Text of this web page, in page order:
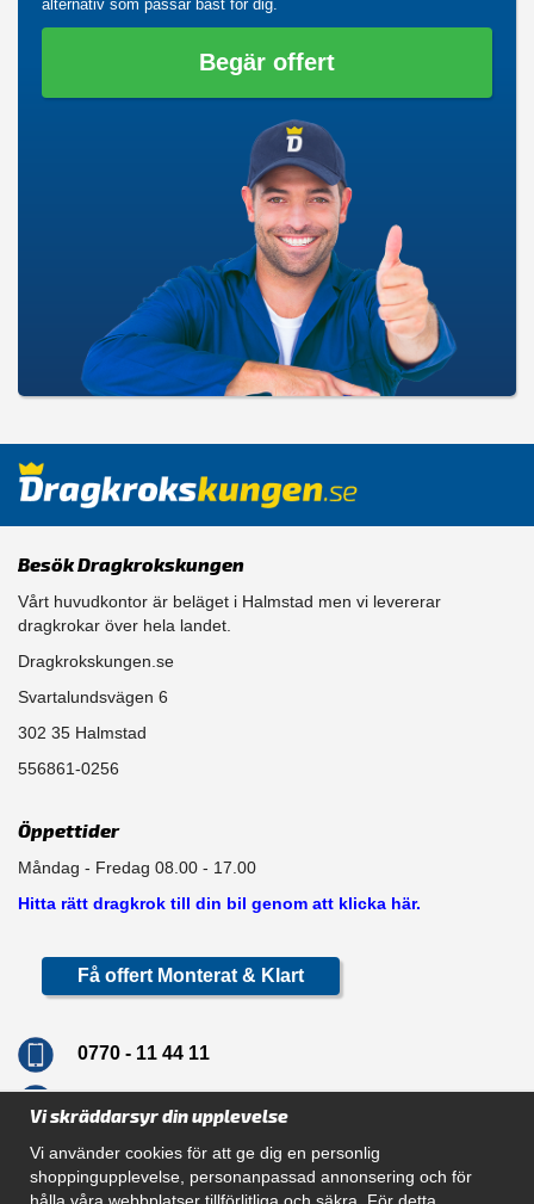
alternativ som passar bäst för dig.
Begär offert
Besök Dragkrokskungen
Vårt huvudkontor är beläget i Halmstad men vi levererar
dragkrokar över hela landet.
Dragkrokskungen.se
Svartalundsvägen 6
302 35 Halmstad
556861-0256
Öppettider
Måndag - Fredag 08.00 - 17.00
Hitta rätt dragkrok till din bil genom att klicka här.
Få offert Monterat & Klart
0770 - 11 44 11
Vi skräddarsyr din upplevelse
Vi använder cookies för att ge dig en personlig
shoppingupplevelse, personanpassad annonsering och för